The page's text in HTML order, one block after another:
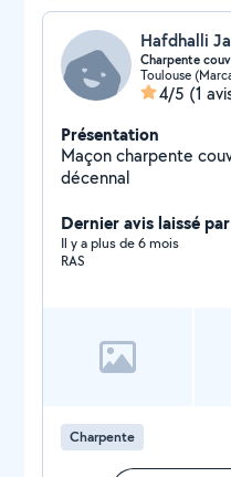
Hafdhalli
Charpente
Toulouse
4/5 (1
Présentation
Maçon charpente couverture avec un assurance
décennal
Dernier avis laissé
Il y a plus de 6 mois
RAS
Charpente